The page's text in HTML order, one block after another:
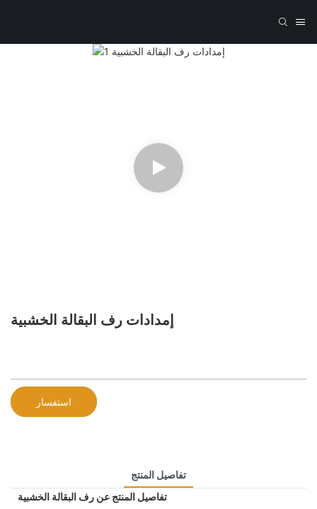
إمدادات رف البقالة الخشبية
استفسار
تفاصيل المنتج
تفاصيل المنتج عن رف البقالة الخشبية